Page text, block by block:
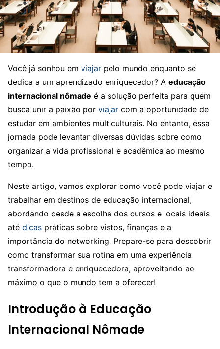
Você já sonhou em viajar pelo mundo enquanto se
dedica a um aprendizado enriquecedor? A educação
internacional nômade é a solução perfeita para quem
busca unir a paixão por viajar com a oportunidade de
estudar em ambientes multiculturais. No entanto, essa
jornada pode levantar diversas dúvidas sobre como
organizar a vida profissional e acadêmica ao mesmo
tempo.
Neste artigo, vamos explorar como você pode viajar e
trabalhar em destinos de educação internacional,
abordando desde a escolha dos cursos e locais ideais
até dicas práticas sobre vistos, finanças e a
importância do networking. Prepare-se para descobrir
como transformar sua rotina em uma experiência
transformadora e enriquecedora, aproveitando ao
máximo o que o mundo tem a oferecer!
Introdução à Educação
Internacional Nômade